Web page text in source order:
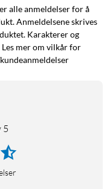
alle anmeldelser for å
Anmeldelsene skrives
Karakterer og
Les mer om vilkår for
5